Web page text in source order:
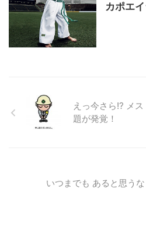
カポエ
えっ今さら!? メ
題が発覚！
いつまでも あると思